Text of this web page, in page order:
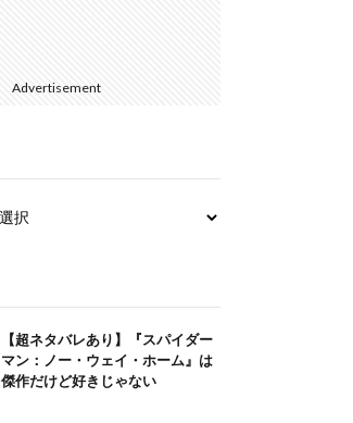
Advertisement
【超ネタバレあり】『スパイダー
マン：ノー・ウェイ・ホーム』は
傑作だけど好きじゃない